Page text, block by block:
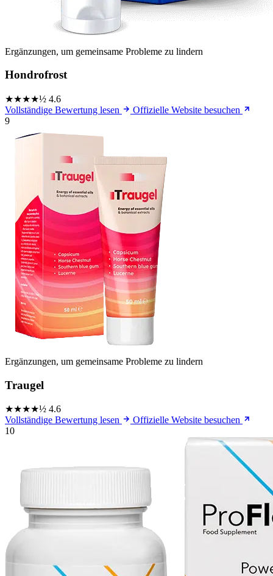
Ergänzungen, um gemeinsame Probleme zu lindern
Hondrofrost
★★★★½ 4.6
Vollständige Bewertung lesen
Offizielle Website besuchen
9
Ergänzungen, um gemeinsame Probleme zu lindern
Traugel
★★★★½ 4.6
Vollständige Bewertung lesen
Offizielle Website besuchen
10